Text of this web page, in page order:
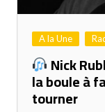
A la Une
Nick
la boule à
tourner